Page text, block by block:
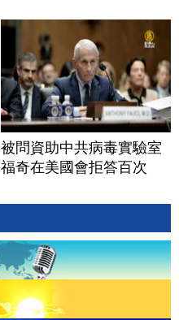
被問資助中共病毒實驗室
福奇在美國會拒答百次